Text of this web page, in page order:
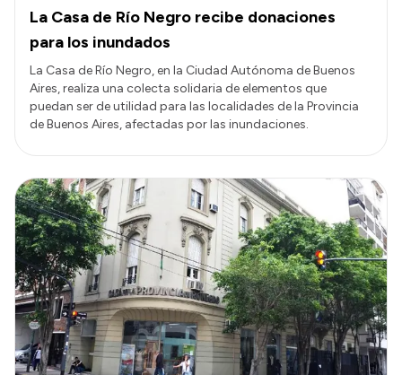
La Casa de Río Negro recibe donaciones
para los inundados
La Casa de Río Negro, en la Ciudad Autónoma de Buenos
Aires, realiza una colecta solidaria de elementos que
puedan ser de utilidad para las localidades de la Provincia
de Buenos Aires, afectadas por las inundaciones.